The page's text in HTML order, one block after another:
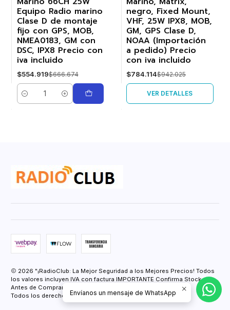
Equipo Radio marino
Clase D de montaje
fijo con GPS, MOB,
NMEA0183, GM con
DSC, IPX8 Precio con
iva incluido
$554.919$666.674
Cantidad
negro, Fixed Mount,
VHF, 25W IPX8, MOB,
GM, GPS Clase D,
NOAA (Importación
a pedido) Precio
con iva incluido
$784.114$942.025
VER DETALLES
2026 "¡RadioClub: La Mejor Seguridad a los Mejores Precios! Todos
los valores incluyen IVA con factura IMPORTANTE Confirma Stock
Antes de Comprar.".
Todos los derechos reservados. Desarrollado por Jumpseller
Envíanos un mensaje de WhatsApp